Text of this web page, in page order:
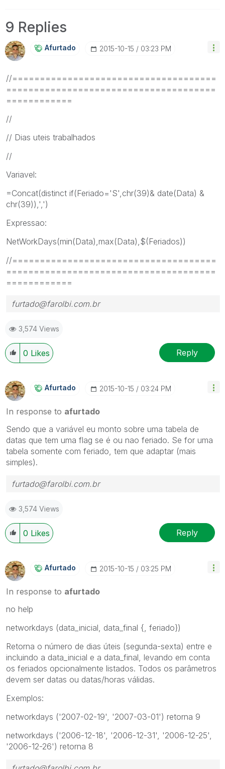
9 Replies
Afurtado ‎2015-10-15 03:23 PM
//=====================================
======================================
============
//
// Dias uteis trabalhados
//
Variavel:
=Concat(distinct if(Feriado='S',chr(39)& date(Data) &
chr(39)),',')
Expressao:
NetWorkDays(min(Data),max(Data),$(Feriados))
//=====================================
======================================
============
furtado@farolbi.com.br
3,574 Views
0 Likes Reply
Afurtado ‎2015-10-15 03:24 PM
In response to afurtado
Sendo que a variável eu monto sobre uma tabela de
datas que tem uma flag se é ou nao feriado. Se for uma
tabela somente com feriado, tem que adaptar (mais
simples).
furtado@farolbi.com.br
3,574 Views
0 Likes Reply
Afurtado ‎2015-10-15 03:25 PM
In response to afurtado
no help
networkdays (data_inicial, data_final {, feriado})
Retorna o número de dias úteis (segunda-sexta) entre e
incluindo a data_inicial e a data_final, levando em conta
os feriados opcionalmente listados. Todos os parâmetros
devem ser datas ou datas/horas válidas.
Exemplos:
networkdays ('2007-02-19', '2007-03-01') retorna 9
networkdays ('2006-12-18', '2006-12-31', '2006-12-25',
'2006-12-26') retorna 8